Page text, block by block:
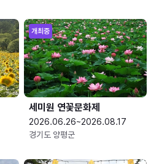
개최중
세미원 연꽃문화제
2026.06.26~2026.08.17
경기도 양평군